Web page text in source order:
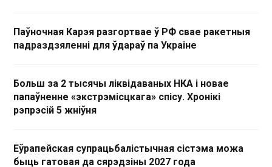
Паўночная Карэя разгортвае ў РФ свае ракетныя
падраздзяленні для ўдараў па Украіне
Больш за 2 тысячы ліквідаваных НКА і новае
папаўненне «экстрэмісцкага» спісу. Хронікі
рэпрэсій 5 жніўня
Еўрапейская супрацьбалістычная сістэма можа
быць гатовая да сярэдзіны 2027 года